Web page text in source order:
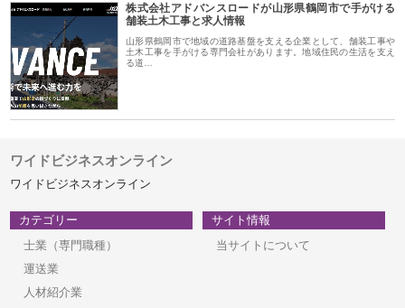
株式会社アドバンスロードが山形県鶴岡市で手がける
舗装土木工事と求人情報
山形県鶴岡市で地域の道路基盤を支える企業として、舗装工事や
土木工事を手がける専門会社があります。地域住民の生活を支え
る道…
ワイドビジネスオンライン
ワイドビジネスオンライン
カテゴリー
士業（専門職種）
運送業
人材紹介業
サイト情報
当サイトについて